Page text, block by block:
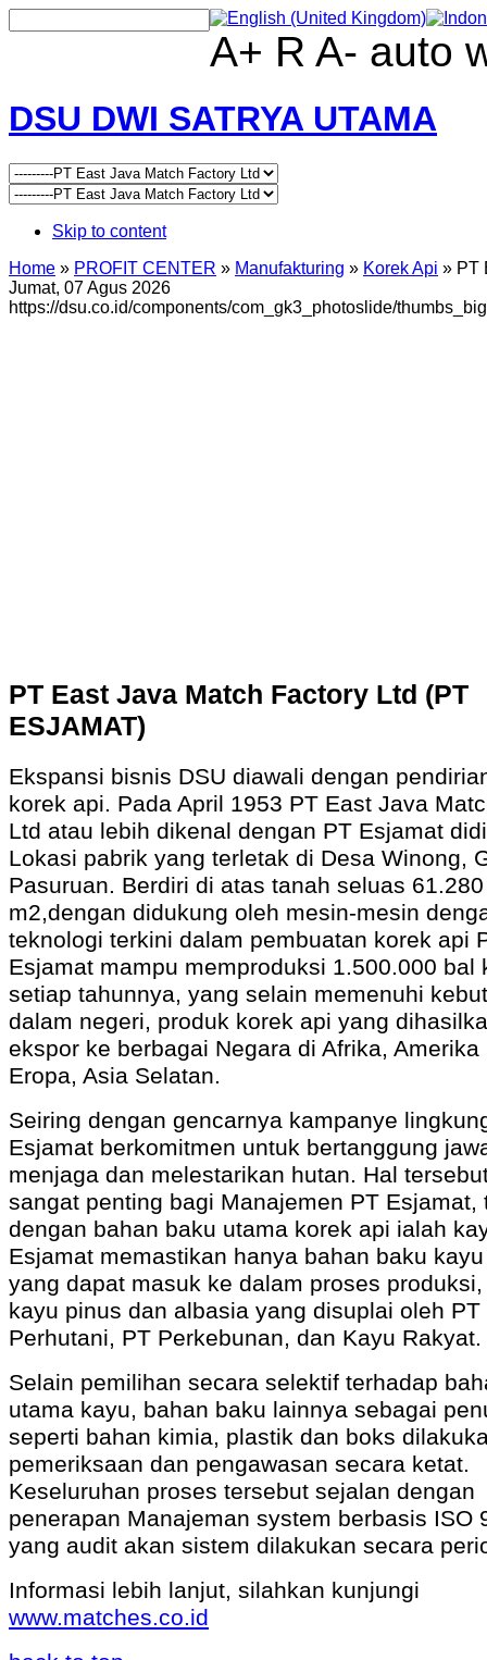
A+ R A- auto
DSU DWI SATRYA UTAMA
Skip to content
Home » PROFIT CENTER » Manufakturing » Korek Api » PT
Jumat, 07 Agus 2026
https://dsu.co.id/components/com_gk3_photoslide/
PT East Java Match Factory Ltd (PT
ESJAMAT)
Ekspansi bisnis DSU diawali dengan
korek api. Pada April 1953 PT East Java
Ltd atau lebih dikenal dengan PT Esjamat
Lokasi pabrik yang terletak di Desa Winong,
Pasuruan. Berdiri di atas tanah seluas 61.280
m2,dengan didukung oleh mesin-mesin
teknologi terkini dalam pembuatan korek api
Esjamat mampu memproduksi 1.500.000 bal
setiap tahunnya, yang selain memenuhi
dalam negeri, produk korek api yang
ekspor ke berbagai Negara di Afrika, Amerika
Eropa, Asia Selatan.
Seiring dengan gencarnya kampanye
Esjamat berkomitmen untuk bertanggung
menjaga dan melestarikan hutan. Hal
sangat penting bagi Manajemen PT Esjamat,
dengan bahan baku utama korek api ialah
Esjamat memastikan hanya bahan baku
yang dapat masuk ke dalam proses
kayu pinus dan albasia yang disuplai oleh PT
Perhutani, PT Perkebunan, dan Kayu Rakyat.
Selain pemilihan secara selektif terhadap
utama kayu, bahan baku lainnya sebagai
seperti bahan kimia, plastik dan boks
pemeriksaan dan pengawasan secara ketat.
Keseluruhan proses tersebut sejalan dengan
penerapan Manajeman system berbasis ISO
yang audit akan sistem dilakukan secara
Informasi lebih lanjut, silahkan kunjungi
www.matches.co.id